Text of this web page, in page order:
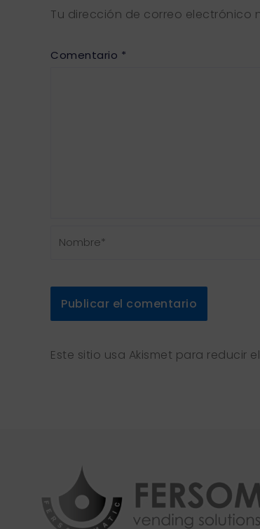
Tu dirección de correo electrónico
Comentario *
Nombre*
Este sitio usa Akismet para reducir